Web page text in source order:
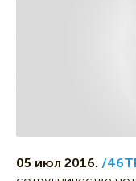
05 июл 2016. /